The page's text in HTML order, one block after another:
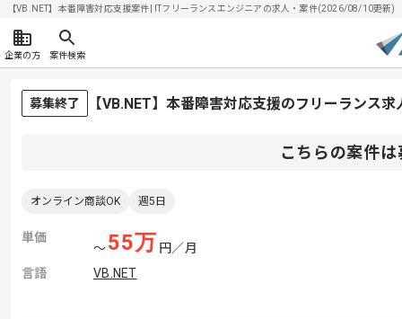
【VB.NET】本番障害対応支援案件| ITフリーランスエンジニアの求人・案件(2026/08/10更新)
企業の方 案件検索
募集終了 【VB.NET】本番障害対応支援のフリーランス求
こちらの案件
オンライン商談OK 週5日
単価
〜55万 円／月
言語
VB.NET